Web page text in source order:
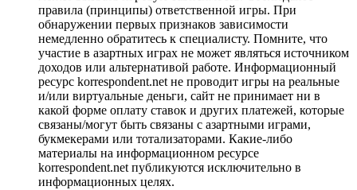
правила (принципы) ответственной игры. При
обнаружении первых признаков зависимости
немедленно обратитесь к специалисту. Помните, что
участие в азартных играх не может являться источником
доходов или альтернативой работе. Информационный
ресурс korrespondent.net не проводит игры на реальные
и/или виртуальные деньги, сайт не принимает ни в
какой форме оплату ставок и других платежей, которые
связаны/могут быть связаны с азартными играми,
букмекерами или тотализаторами. Какие-либо
материалы на информационном ресурсе
korrespondent.net публикуются исключительно в
информационных целях.